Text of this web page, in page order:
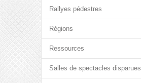
Rallyes pédestres
Régions
Ressources
Salles de spectacles disparues